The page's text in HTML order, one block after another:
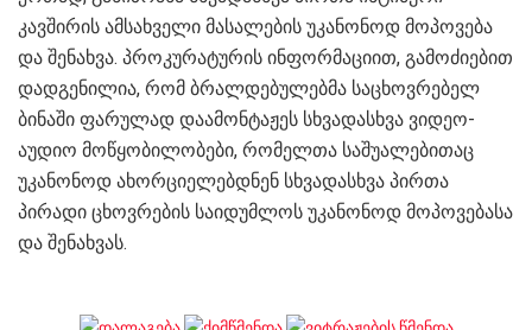
კავშირის ამსახველი მასალების უკანონოდ მოპოვება
და შენახვა. პროკურატურის ინფორმაციით, გამოძიებით
დადგენილია, რომ ბრალდებულებმა საცხოვრებელ
ბინაში ფარულად დაამონტაჟეს სხვადასხვა ვიდეო-
აუდიო მოწყობილობები, რომელთა საშუალებითაც
უკანონოდ ახორციელებდნენ სხვადასხვა პირთა
პირადი ცხოვრების საიდუმლოს უკანონოდ მოპოვებასა
და შენახვას.